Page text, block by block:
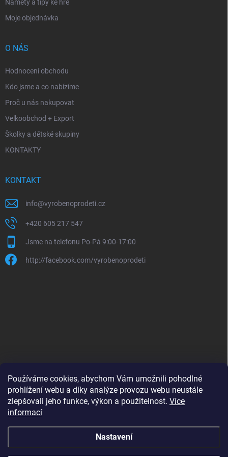
Používáme cookies, abychom Vám umožnili pohodlné
prohlížení webu a díky analýze provozu webu neustále
zlepšovali jeho funkce, výkon a použitelnost. Více
informací
Nastavení
Náměty a tipy ke hře
Moje objednávka
O NÁS
Hodnocení obchodu
Kdo jsme a co nabízíme
Proč u nás nakupovat
Velkoobchod + Export
Školky a dětské skupiny
KONTAKTY
KONTAKT
info@vyrobenoprodeti.cz
+420 605 217 547
Jsme na telefonu Po-Pá 9:00-17:00
http://facebook.com/vyrobenoprodeti
B2B shop pro obchodníky - www.krokido.cz